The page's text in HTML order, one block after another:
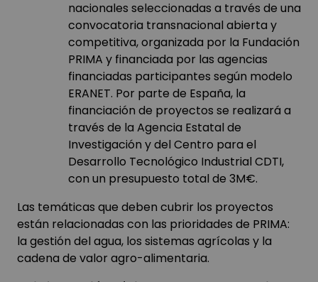
nacionales seleccionadas a través de una
convocatoria transnacional abierta y
competitiva, organizada por la Fundación
PRIMA y financiada por las agencias
financiadas participantes según modelo
ERANET. Por parte de España, la
financiación de proyectos se realizará a
través de la Agencia Estatal de
Investigación y del Centro para el
Desarrollo Tecnológico Industrial CDTI,
con un presupuesto total de 3M€.
Las temáticas que deben cubrir los proyectos
están relacionadas con las prioridades de PRIMA:
la gestión del agua, los sistemas agrícolas y la
cadena de valor agro-alimentaria.